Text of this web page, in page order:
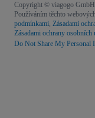
Copyright © viagogo
Používáním těchto
podmínkami, Zásadami
Zásadami ochrany
Do Not Share My Personal